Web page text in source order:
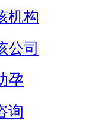
机构
公司
孕
询